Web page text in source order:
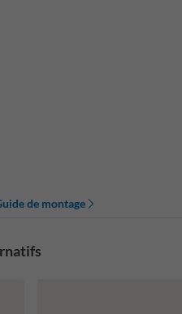
de montage